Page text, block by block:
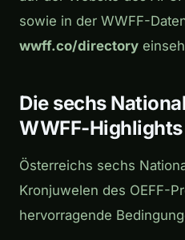
sowie in der WWFF-
wwff.co/directory
Die sechs
WWFF-Highlights
Österreichs sechs
Kronjuwelen des OEFF-
hervorragende